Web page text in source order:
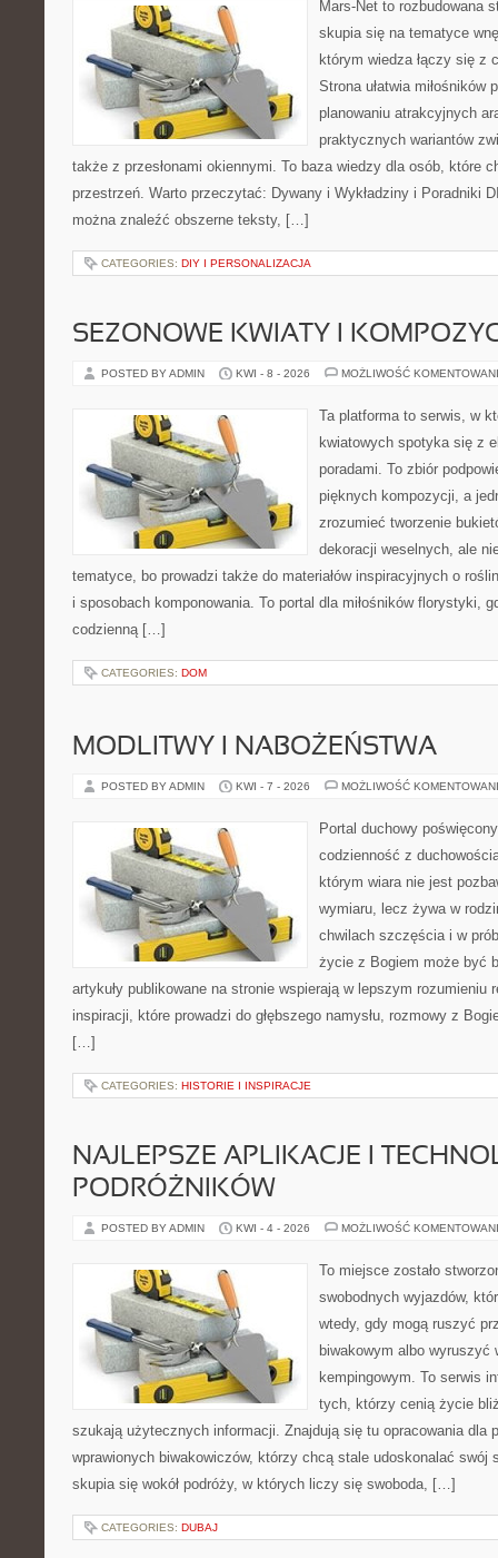
Mars-Net to rozbudowana
skupia się na tematyce
którym wiedza łączy się z
Strona ułatwia miłośników
planowaniu atrakcyjnych
praktycznych wariantów
także z przesłonami okiennymi. To baza wiedzy dla osób, które
przestrzeń. Warto przeczytać: Dywany i Wykładziny i Poradniki
można znaleźć obszerne teksty, […]
CATEGORIES: DIY I PERSONALIZACJA
SEZONOWE KWIATY I
POSTED BY ADMIN KWI - 8 - 2026 MOŻLIWOŚĆ
Ta platforma to serwis, w
kwiatowych spotyka się z
poradami. To zbiór
pięknych kompozycji, a
zrozumieć tworzenie
dekoracji weselnych, ale
tematyce, bo prowadzi także do materiałów inspiracyjnych o
i sposobach komponowania. To portal dla miłośników florystyki,
codzienną […]
CATEGORIES: DOM
MODLITWY I NABOŻEŃSTWA
POSTED BY ADMIN KWI - 7 - 2026 MOŻLIWOŚĆ
Portal duchowy
codzienność z
którym wiara nie jest
wymiaru, lecz żywa w
chwilach szczęścia i w
życie z Bogiem może być
artykuły publikowane na stronie wspierają w lepszym rozumieniu
inspiracji, które prowadzi do głębszego namysłu, rozmowy z
[…]
CATEGORIES: HISTORIE I INSPIRACJE
NAJLEPSZE APLIKACJE I
PODRÓŻNIKÓW
POSTED BY ADMIN KWI - 4 - 2026 MOŻLIWOŚĆ
To miejsce zostało
swobodnych wyjazdów,
wtedy, gdy mogą ruszyć
biwakowym albo wyruszyć
kempingowym. To serwis
tych, którzy cenią życie
szukają użytecznych informacji. Znajdują się tu opracowania dla
wprawionych biwakowiczów, którzy chcą stale udoskonalać swój
skupia się wokół podróży, w których liczy się swoboda, […]
CATEGORIES: DUBAJ